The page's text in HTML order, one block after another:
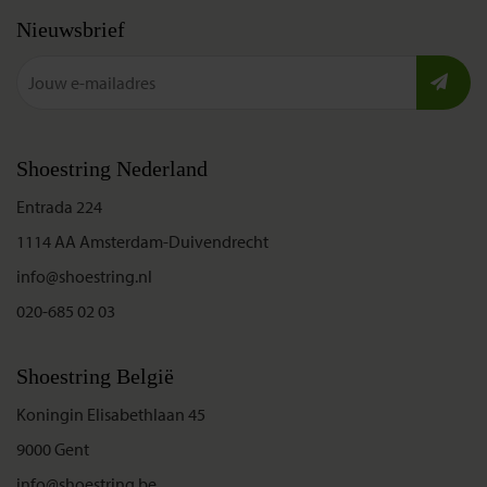
Nieuwsbrief
Shoestring Nederland
Entrada 224
1114 AA Amsterdam-Duivendrecht
info@shoestring.nl
020-685 02 03
Shoestring België
Koningin Elisabethlaan 45
9000 Gent